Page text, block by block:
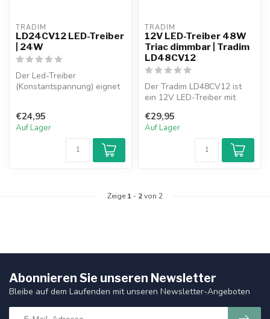
TRADIM
LD24CV12 LED-Treiber
| 24W
Der Led-Treiber
(Konstantspannung) eignet
€24,95
Auf Lager
TRADIM
12V LED-Treiber 48W
Triac dimmbar | Tradim
LD48CV12
Der Tradim LD48CV12 ist
ein 12V LED-Treiber mit
Konstantspannung (CV). T...
€29,95
Auf Lager
Zeige 1 - 2von 2
Abonnieren Sie unseren Newsletter
Bleibe auf dem Laufenden mit unseren Newsletter-Angeboten